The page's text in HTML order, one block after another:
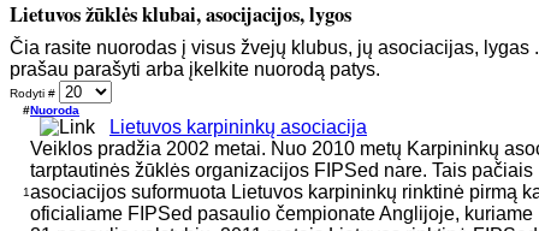
Lietuvos žūklės klubai, asocijacijos, lygos
Čia rasite nuorodas į visus žvejų klubus, jų asociacijas, lygas
prašau parašyti arba įkelkite nuorodą patys.
Rodyti #
#Nuoroda
1
Lietuvos karpininkų asociacija
Veiklos pradžia 2002 metai. Nuo 2010 metų Karpininkų
tarptautinės žūklės organizacijos FIPSed nare. Tais
asociacijos suformuota Lietuvos karpininkų rinktinė pirmą
oficialiame FIPSed pasaulio čempionate Anglijoje, kuriame